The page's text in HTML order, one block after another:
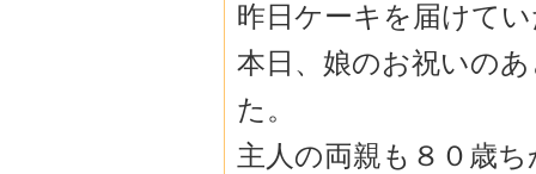
昨日ケーキを届けて
本日、娘のお祝いの
た。
主人の両親も８０歳